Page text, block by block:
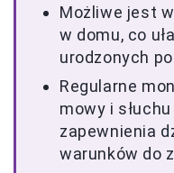
Możliwe jest
w domu, co
urodzonych
Regularne
mowy i
zapewnienia
warunków do